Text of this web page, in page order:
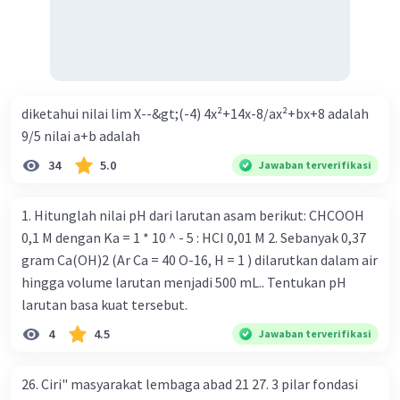
kontraktif dilakukan dengan cara .... a. Menurunkan
pengeluaran pemerintah (G), menambah pembayaran
transfer (Tr) dan meningkatkan pemungutan pajak (Tx) b.
Menurunkan G, mengurangi Tr, dan meningkatkan Tx c.
Meningkatkan G, mengurangi Tr, dan menurunkan Tx e.
Meningkatkan G, menambah Tr, dan menurunkan Tx Cara
yang dilakukan kebijakan tingkat diskonto oleh Bank
Sentral dalam melakukan kebijakan moneter adalah .... a.
Mengatur jumlah pemberian kredit b. Menetapkan harga
surat-surat berharga di pasar uang c. Menetapkan giro
wajib minimum (reserved requirement ratio) d. Mengatur
pinjaman bank sentral kepada bank umum Perhatikan
diketahui nilai lim X--&gt;(-4) 4x²+14x-8/ax²+bx+8 adalah
9/5 nilai a+b adalah
34 5.0 Jawaban terverifikasi
1. Hitunglah nilai pH dari larutan asam berikut: CHCOOH
0,1 M dengan Ka = 1 * 10 ^ - 5 : HCI 0,01 M 2. Sebanyak 0,37
gram Ca(OH)2 (Ar Ca = 40 O-16, H = 1 ) dilarutkan dalam air
hingga volume larutan menjadi 500 mL.. Tentukan pH
larutan basa kuat tersebut.
4 4.5 Jawaban terverifikasi
26. Ciri" masyarakat lembaga abad 21 27. 3 pilar fondasi